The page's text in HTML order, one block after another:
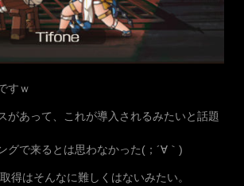
すｗ
があって、これが導入されるみたいと話題
グで来るとは思わなかった(；´∀｀)
得はそんなに難しくはないみたい。